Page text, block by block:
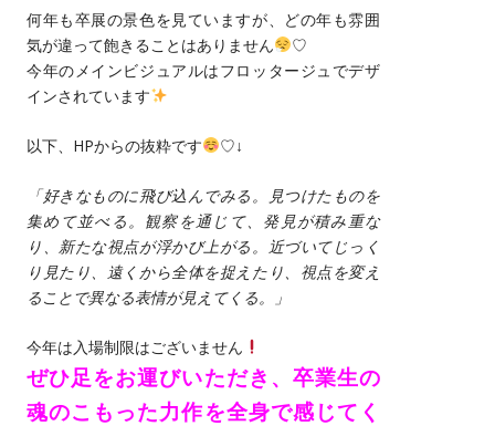
修士/博士論文・制作
CONTACT展
オープンキャンパス
イベントの記録
主な就職先・進学先
入試情報
過去学部入試問題
過去3年次編入学試験問題
過去大学院入学試験問題
入試のご相談
BLOG
アクセス
このサイトについて
大学、入試に関して
何年も卒展の景色を見ていますが、どの年も雰囲
気が違って飽きることはありません
♡
今年のメインビジュアルはフロッタージュでデザ
インされています
以下、HPからの抜粋です ♡↓
「好きなものに飛び込んでみる。見つけたものを
集めて並べる。観察を通じて、発見が積み重な
り、新たな視点が浮かび上がる。近づいてじっく
り見たり、遠くから全体を捉えたり、視点を変え
ることで異なる表情が見えてくる。」
今年は入場制限はございません
ぜひ足をお運びいただき、卒業生の
魂のこもった力作を全身で感じてく